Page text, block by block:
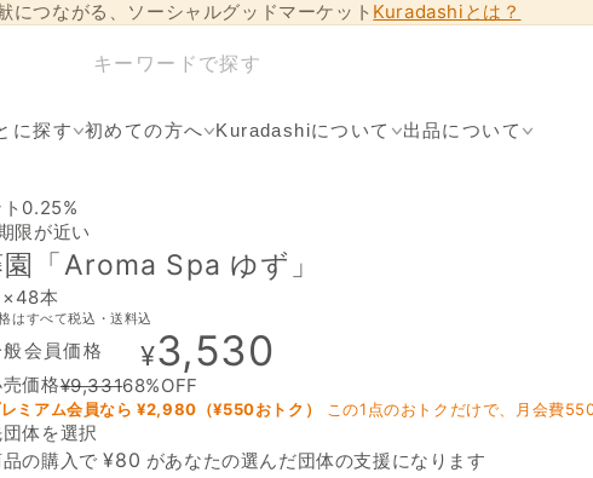
につながる、ソーシャルグッドマーケット Kuradashiとは？
に探す 初めての方へ Kuradashiについて 出品について
0.25%
限が近い
「Aroma Spa ゆず」
本
はすべて税込・送料込
会員価格 ¥3,530
価格¥9,33168%OFF
ミアム会員なら ¥2,980 （¥550おトク） この1点のおトクだけで、月会費
体を選択
品の購入で¥80 があなたの選んだ団体の支援になります
体